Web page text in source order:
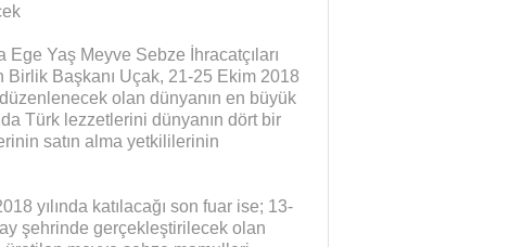
Yaş Meyve Sebze İhracatçıları
Birlik Başkanı Uçak, 21-25 Ekim 2018
olan dünyanın en büyük
Türk lezzetlerini dünyanın dört bir
satın alma yetkililerinin
yılında katılacağı son fuar ise; 13-
şehrinde gerçekleştirilecek olan